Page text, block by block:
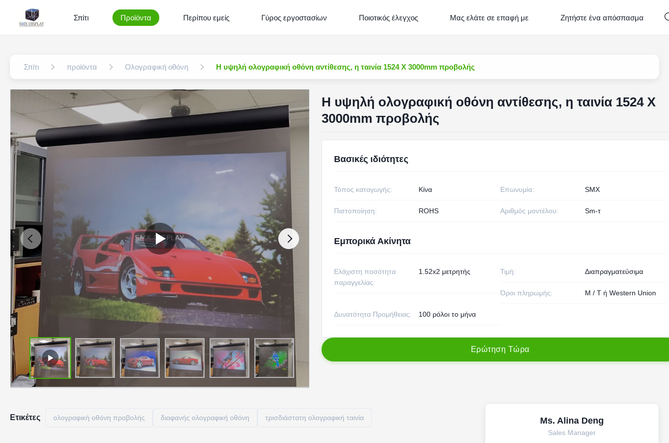
Σπίτι Προϊόντα Περίπου εμείς Γύρος εργοστασίων Ποιοτικός έλεγχος Μας ελάτε σε επαφή με Ζητήστε ένα απόσπασμα
Σπίτι προϊόντα Ολογραφική οθόνη Η υψηλή ολογραφική οθόνη αντίθεσης, η ταινία 1524 X 3000mm προβολής
Η υψηλή ολογραφική οθόνη αντίθεσης, η ταινία 1524 X
3000mm προβολής
Βασικές ιδιότητες
Τόπος καταγωγής: Κίνα Επωνυμία: SMX
Πιστοποίηση: ROHS Αριθμός μοντέλου: Sm-τ
Εμπορικά Ακίνητα
Ελάχιστη ποσότητα
παραγγελίας:
1.52x2 μετρητής Τιμή: Διαπραγματεύσιμα
Όροι πληρωμής: Μ / Τ ή Western Union
Δυνατότητα Προμήθειας: 100 ρόλοι το μήνα
Ερώτηση Τώρα
Ετικέτες ολογραφική οθόνη προβολής διαφανής ολογραφική οθόνη τρισδιάστατη ολογραφική ταινία Ms. Alina Deng
Sales Manager